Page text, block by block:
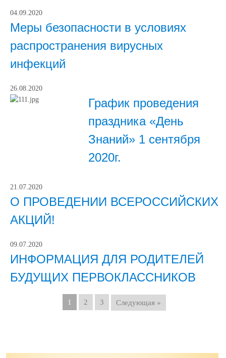
04.09.2020
Меры безопасности в условиях
распространения вирусных
инфекций
26.08.2020
График проведения
праздника «День
Знаний» 1 сентября
2020г.
21.07.2020
О ПРОВЕДЕНИИ ВСЕРОССИЙСКИХ
АКЦИЙ!
09.07.2020
ИНФОРМАЦИЯ ДЛЯ РОДИТЕЛЕЙ
БУДУЩИХ ПЕРВОКЛАССНИКОВ
1 2 3 Следующая »